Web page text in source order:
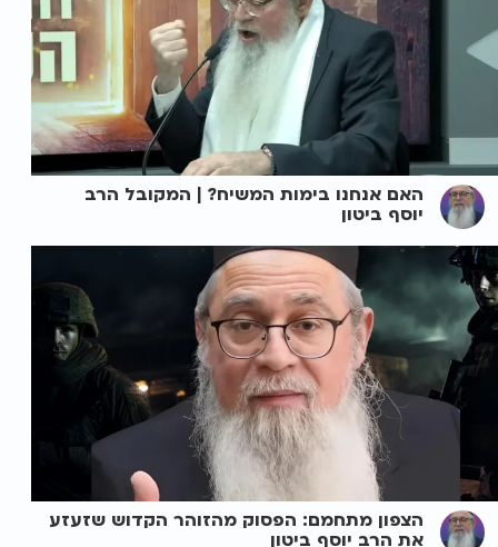
האם אנחנו בימות המשיח? | המקובל הרב
יוסף ביטון
הצפון מתחמם: הפסוק מהזוהר הקדוש שזעזע
את הרב יוסף ביטון